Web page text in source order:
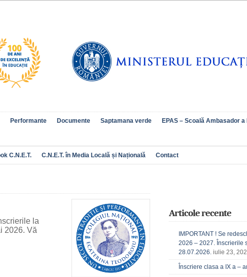
Performante Documente Saptamana verde EPAS – Scoală Ambasador
C.N.E.T. C.N.E.T. în Media Locală și Națională Contact
la
2026. Vă
Articole recente
IMPORTANT ! Se
2026 – 2027. Înscrierile
28.07.2026. iulie 23,
Înscriere clasa a IX a –